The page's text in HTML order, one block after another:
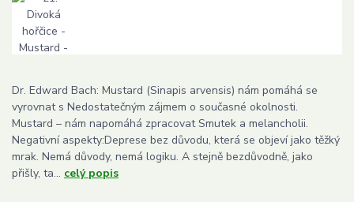
Dr. Edward Bach: Mustard (Sinapis arvensis) nám pomáhá se
vyrovnat s Nedostatečným zájmem o současné okolnosti.
Mustard – nám napomáhá zpracovat Smutek a melancholii.
Negativní aspekty:Deprese bez důvodu, která se objeví jako těžký
mrak. Nemá důvody, nemá logiku. A stejně bezdůvodně, jako
přišly, ta... celý popis